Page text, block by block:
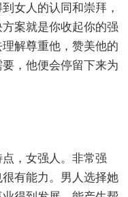
女人的认同和崇拜，
案就是你收起你的强
解尊重他，赞美他的
，他便会停留下来为
，女强人。非常强
有能力。男人选择她